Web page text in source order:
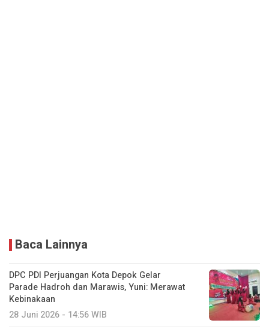
Baca Lainnya
DPC PDI Perjuangan Kota Depok Gelar
Parade Hadroh dan Marawis, Yuni: Merawat
Kebinakaan
28 Juni 2026 - 14:56 WIB